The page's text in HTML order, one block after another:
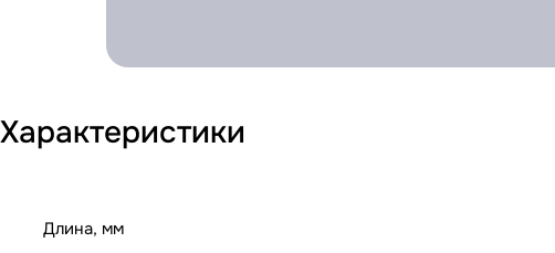
Характеристики
Длина, мм